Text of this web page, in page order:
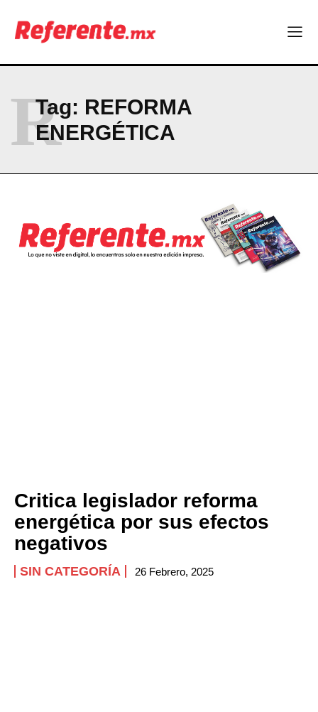
Tag: REFORMA
ENERGÉTICA
R
Critica legislador reforma
energética por sus efectos
negativos
SIN CATEGORÍA 26 Febrero, 2025